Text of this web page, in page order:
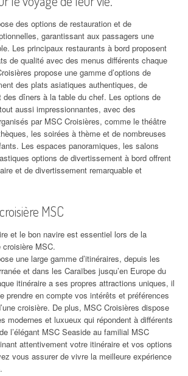
des options de restauration et de
garantissant aux passagers une
Les principaux restaurants à bord proposent
de qualité avec des menus différents chaque
propose une gamme d’options de
des plats asiatiques authentiques, de
dîners à la table du chef. Les options de
aussi impressionnantes, avec des
par MSC Croisières, comme le théâtre
les soirées à thème et de nombreuses
Les espaces panoramiques, les salons
options de divertissement à bord offrent
et de divertissement remarquable et
MSC
et le bon navire est essentiel lors de la
MSC.
une large gamme d’itinéraires, depuis les
et dans les Caraïbes jusqu’en Europe du
itinéraire a ses propres attractions uniques, il
prendre en compte vos intérêts et préférences
croisière. De plus, MSC Croisières dispose
modernes et luxueux qui répondent à différents
l’élégant MSC Seaside au familial MSC
attentivement votre itinéraire et vos options
vous assurer de vivre la meilleure expérience